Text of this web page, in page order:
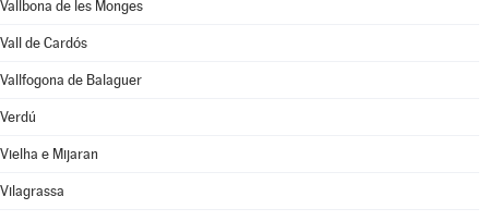
Vallbona de les Monges
Vall de Cardós
Vallfogona de Balaguer
Verdú
Vielha e Mijaran
Vilagrassa